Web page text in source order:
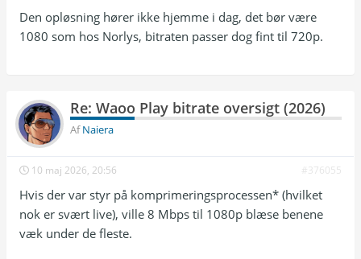
|  ~7.7 | AAC ~133k              |
| Kanal 9                  | 1920×1080p |  50
|  ~7.4 | AAC ~133k              |
|  ~7.3 | AAC ~134k              |
| TLC                      | 1920×1080p |  50
|  ~7.6 | EC-3 ~260k             |
| Animal Planet            | 1920×1080p |  50
| Travel Channel           | 1920×1080p |  50
| National Geographic      | 1920×1080p |  50
|  ~7.3 | EC-3 ~260k             |
| National Geographic Wild | 1920×1080p |  50
|  ~7.7 | EC-3 ~260k             |
Den opløsning hører ikke hjemme i dag, det bør være
1080 som hos Norlys, bitraten passer dog fint til 720p.
Re: Waoo Play bitrate oversigt (2026)
AfNaiera
10 maj 2026, 20:56 #376055
Hvis der var styr på komprimeringsprocessen* (hvilket
nok er svært live), ville 8 Mbps til 1080p blæse benene
væk under de fleste.